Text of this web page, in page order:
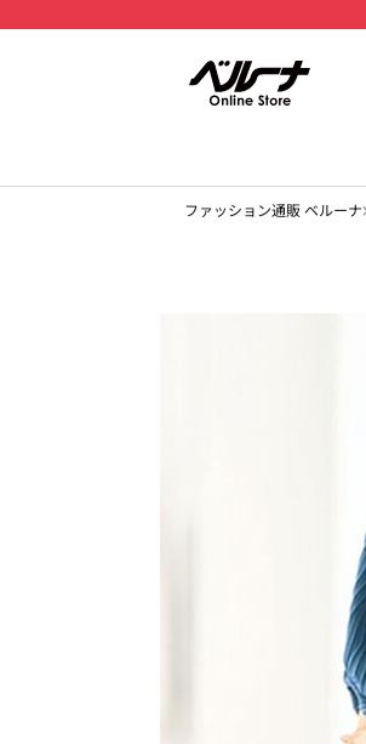
ファッション通販 ベルーナ